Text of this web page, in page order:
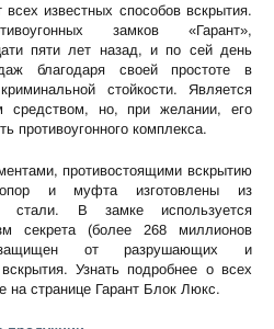
известных способов вскрытия.
замков «Гарант»,
пяти лет назад, и по сей день
благодаря своей простоте в
стойкости. Является
средством, но, при желании, его
противоугонного комплекса.
противостоящими вскрытию
и муфта изготовлены из
стали. В замке используется
секрета (более 268 миллионов
защищен от разрушающих и
Узнать подробнее о всех
на странице Гарант Блок Люкс.